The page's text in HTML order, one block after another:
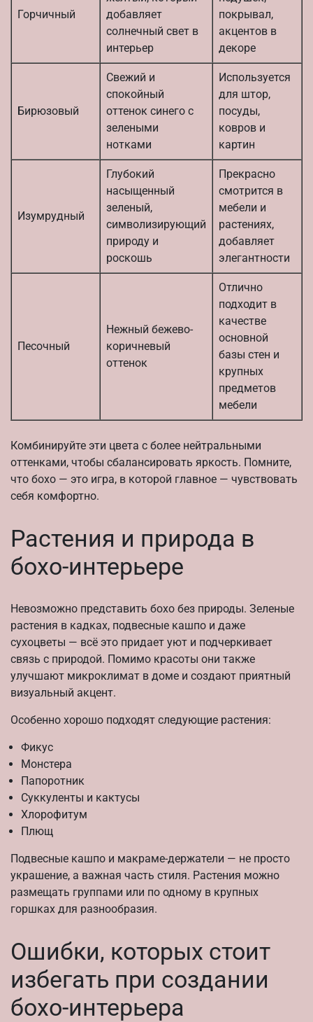
Горчичный
добавляет
солнечный свет в
интерьер
покрывал,
акцентов в
декоре
Бирюзовый
Свежий и
спокойный
оттенок синего с
зелеными
нотками
Используется
для штор,
посуды,
ковров и
картин
Изумрудный
Глубокий
насыщенный
зеленый,
символизирующий
природу и
роскошь
Прекрасно
смотрится в
мебели и
растениях,
добавляет
элегантности
Песочный
Нежный бежево-
коричневый
оттенок
Отлично
подходит в
качестве
основной
базы стен и
крупных
предметов
мебели
Комбинируйте эти цвета с более нейтральными
оттенками, чтобы сбалансировать яркость. Помните,
что бохо — это игра, в которой главное — чувствовать
себя комфортно.
Растения и природа в
бохо-интерьере
Невозможно представить бохо без природы. Зеленые
растения в кадках, подвесные кашпо и даже
сухоцветы — всё это придает уют и подчеркивает
связь с природой. Помимо красоты они также
улучшают микроклимат в доме и создают приятный
визуальный акцент.
Особенно хорошо подходят следующие растения:
Фикус
Монстера
Папоротник
Суккуленты и кактусы
Хлорофитум
Плющ
Подвесные кашпо и макраме-держатели — не просто
украшение, а важная часть стиля. Растения можно
размещать группами или по одному в крупных
горшках для разнообразия.
Ошибки, которых стоит
избегать при создании
бохо-интерьера